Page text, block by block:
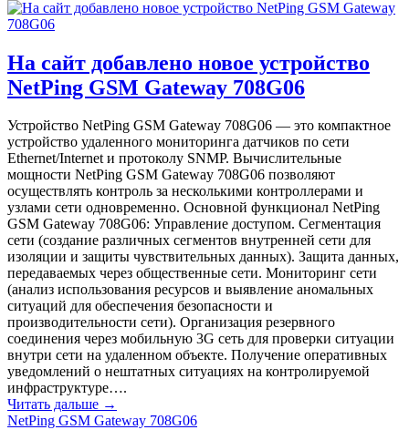
На сайт добавлено новое устройство
NetPing GSM Gateway 708G06
Устройство NetPing GSM Gateway 708G06 — это компактное
устройство удаленного мониторинга датчиков по сети
Ethernet/Internet и протоколу SNMP. Вычислительные
мощности NetPing GSM Gateway 708G06 позволяют
осуществлять контроль за несколькими контроллерами и
узлами сети одновременно. Основной функционал NetPing
GSM Gateway 708G06: Управление доступом. Сегментация
сети (создание различных сегментов внутренней сети для
изоляции и защиты чувствительных данных). Защита данных,
передаваемых через общественные сети. Мониторинг сети
(анализ использования ресурсов и выявление аномальных
ситуаций для обеспечения безопасности и
производительности сети). Организация резервного
соединения через мобильную 3G сеть для проверки ситуации
внутри сети на удаленном объекте. Получение оперативных
уведомлений о нештатных ситуациях на контролируемой
инфраструктуре….
Читать дальше →
NetPing GSM Gateway 708G06